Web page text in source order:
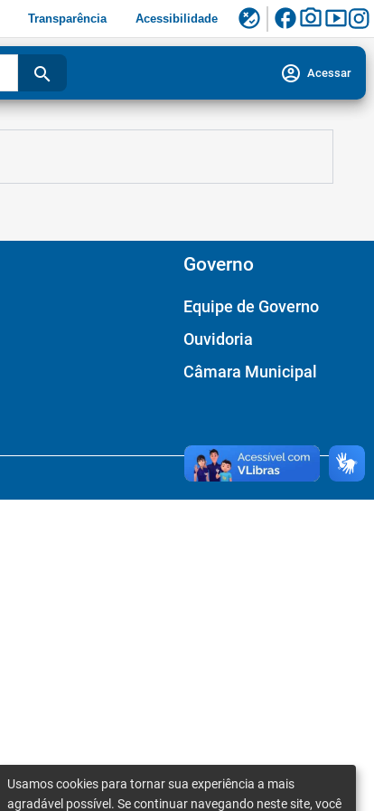
Transparência Acessibilidade flaky facebookphoto_camerasmart_display
search account_circle Acessar
Governo
Equipe de Governo
Ouvidoria
Câmara Municipal
Usamos cookies para tornar sua experiência a mais
agradável possível. Se continuar navegando neste site, você